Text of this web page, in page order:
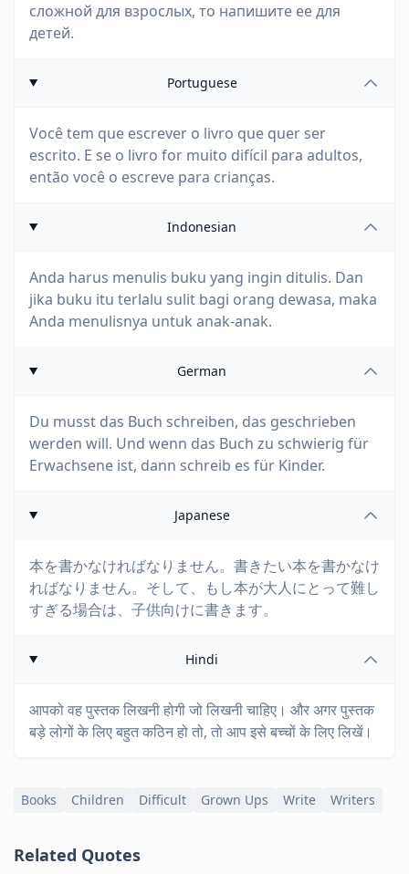
сложной для взрослых, то напишите ее для
детей.
Portuguese
Você tem que escrever o livro que quer ser
escrito. E se o livro for muito difícil para adultos,
então você o escreve para crianças.
Indonesian
Anda harus menulis buku yang ingin ditulis. Dan
jika buku itu terlalu sulit bagi orang dewasa, maka
Anda menulisnya untuk anak-anak.
German
Du musst das Buch schreiben, das geschrieben
werden will. Und wenn das Buch zu schwierig für
Erwachsene ist, dann schreib es für Kinder.
Japanese
本を書かなければなりません。書きたい本を書かなけ
ればなりません。そして、もし本が大人にとって難し
すぎる場合は、子供向けに書きます。
Hindi
आपको वह पुस्तक लिखनी होगी जो लिखनी चाहिए। और अगर पुस्तक
बड़े लोगों के लिए बहुत कठिन हो तो, तो आप इसे बच्चों के लिए लिखें।
Books Children Difficult Grown Ups Write Writers
Related Quotes